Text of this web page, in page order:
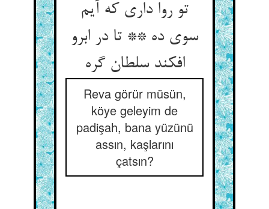
تو روا داری که آیم
سوی ده ** تا در ابرو
افکند سلطان گره
Reva görür müsün,
köye geleyim de
padişah, bana yüzünü
assın, kaşlarını
çatsın?